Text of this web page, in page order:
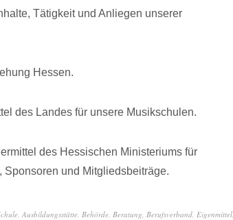
Tätigkeit und Anliegen unserer
Hessen.
des Landes für unsere Musikschulen.
des Hessischen Ministeriums für
und Mitgliedsbeiträge.
Ausbildungsstätte Behörde Beratung Berufsverband Eigenmittel